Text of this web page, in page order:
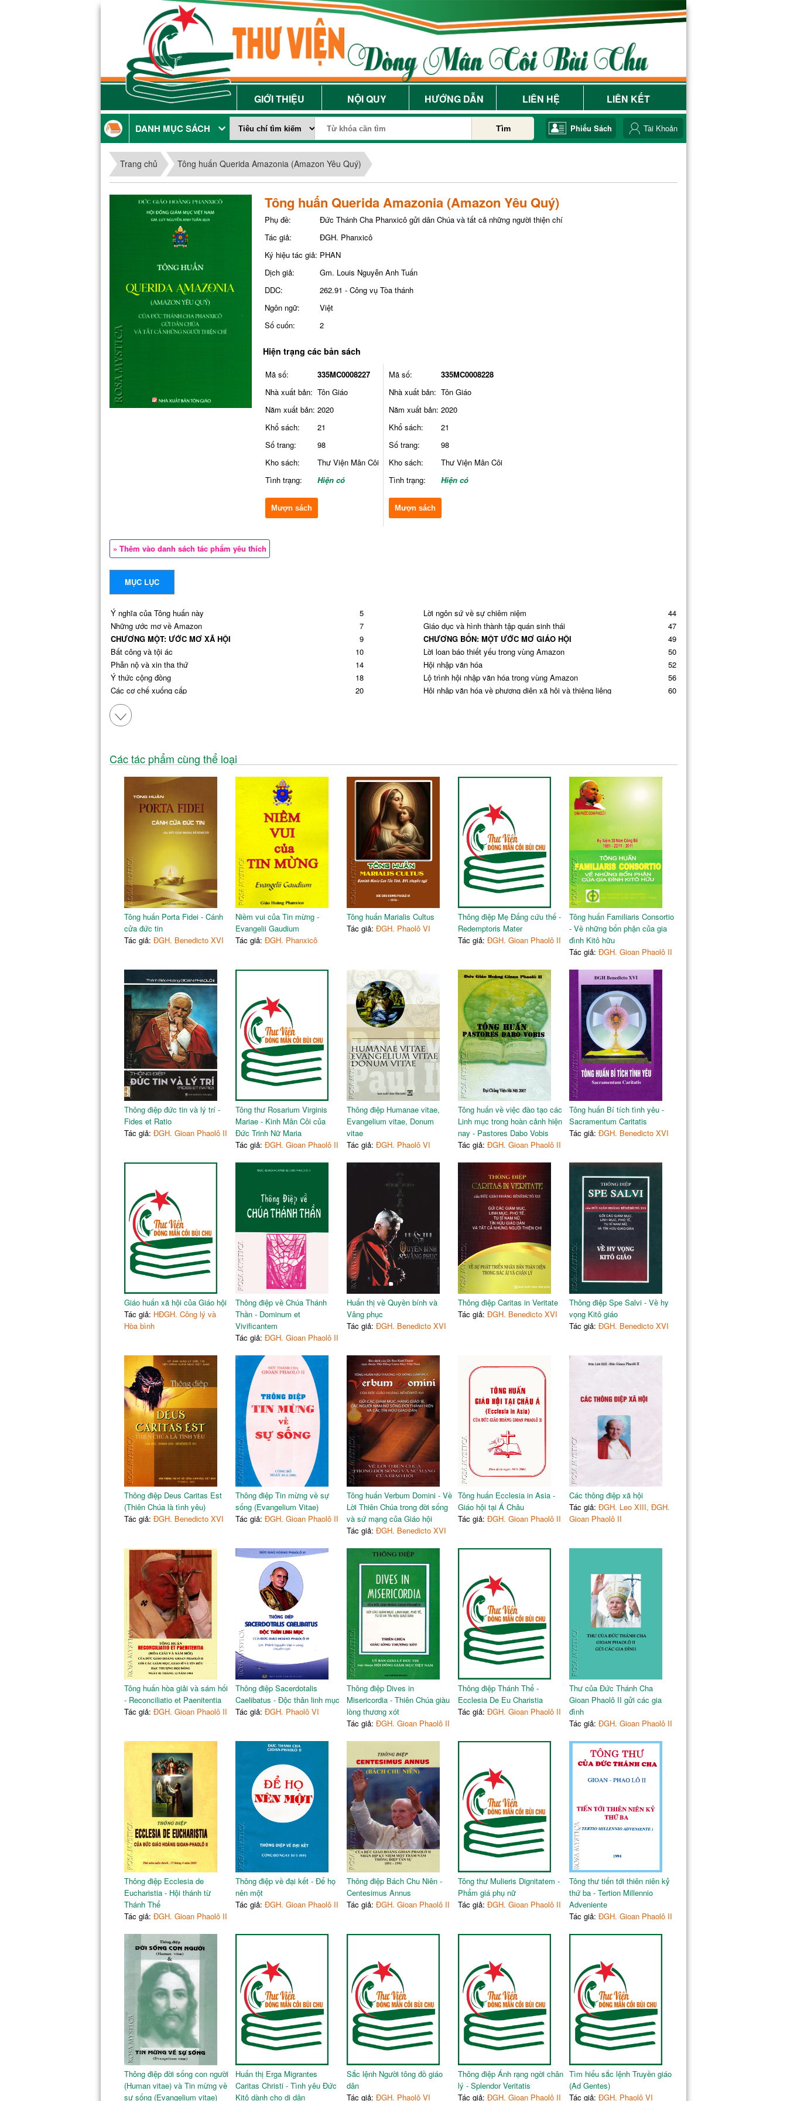
GIỚI THIỆU NỘI QUY HƯỚNG DẪN LIÊN HỆ LIÊN KẾT
DANH MỤC SÁCH Tìm Phiếu Sách Tài Khoản
Trang chủ Tông huấn Querida Amazonia (Amazon Yêu Quý)
Tông huấn Querida Amazonia (Amazon Yêu Quý)
Phụ đề:
Đức Thánh Cha Phanxicô gửi dân Chúa và tất cả những người thiện chí
Tác giả:
ĐGH. Phanxicô
Ký hiệu tác giả: PHAN
Dịch giả:
Gm. Louis Nguyễn Anh Tuấn
DDC:
262.91 - Công vụ Tòa thánh
Ngôn ngữ:
Việt
Số cuốn:
2
Hiện trạng các bản sách
Mã số:
335MC0008227
Nhà xuất bản: Tôn Giáo
Năm xuất bản: 2020
Khổ sách:
21
Số trang:
98
Kho sách:
Thư Viện Mân Côi
Tình trạng:
Hiện có
Mượn sách
Mã số:
335MC0008228
Nhà xuất bản: Tôn Giáo
Năm xuất bản: 2020
Khổ sách:
21
Số trang:
98
Kho sách:
Thư Viện Mân Côi
Tình trạng:
Hiện có
Mượn sách
» Thêm vào danh sách tác phẩm yêu thích
MỤC LỤC
Ý nghĩa của Tông huấn này
5
Những ước mơ về Amazon
7
CHƯƠNG MỘT: ƯỚC MƠ XÃ HỘI
9
Bất công và tội ác
10
Phẫn nộ và xin tha thứ
14
Ý thức cộng đồng
18
Các cơ chế xuống cấp
20
Đối thoại xã hội
CHƯƠNG II: ƯỚC MƠ VĂN HÓA
Khối đa diện vùng Amazon
Cuộc hội ngộ liên văn hóa
Các nền văn hóa bị đe dọa, các dân tộc lâm nguy
32
CHƯƠNG III: ƯỚC MƠ SINH THÁI
34
Ước mơ về nước
36
Tiếng kêu khóc của vùng Amazon
Lời ngôn sứ về sự chiêm niệm
44
Giáo dục và hình thành tập quán sinh thái
47
CHƯƠNG BỐN: MỘT ƯỚC MƠ GIÁO HỘI
49
Lời loan báo thiết yếu trong vùng Amazon
50
Hội nhập văn hóa
52
Lộ trình hội nhập văn hóa trong vùng Amazon
56
Hội nhập văn hóa về phương diện xã hội và thiêng liêng
60
Mở rộng những chân trời vượt qua những xung đột
77
Sống chung đại kết và liên tôn
KẾT LUẬN: NGƯỜI MẸ CỦA AMAZON
Các tác phẩm cùng thể loại
Tông huấn Porta Fidei - Cánh
cửa đức tin
Tác giả: ĐGH. Benedicto XVI
Niềm vui của Tin mừng -
Evangelii Gaudium
Tác giả: ĐGH. Phanxicô
Tông huấn Marialis Cultus
Tác giả: ĐGH. Phaolô VI
Thông điệp Mẹ Đấng cứu thế -
Redemptoris Mater
Tác giả: ĐGH. Gioan Phaolô II
Tông huấn Familiaris Consortio
- Về những bổn phận của gia
đình Kitô hữu
Tác giả: ĐGH. Gioan Phaolô II
Thông điệp đức tin và lý trí -
Fides et Ratio
Tác giả: ĐGH. Gioan Phaolô II
Tông thư Rosarium Virginis
Mariae - Kinh Mân Côi của
Đức Trinh Nữ Maria
Tác giả: ĐGH. Gioan Phaolô II
Thông điệp Humanae vitae,
Evangelium vitae, Donum
vitae
Tác giả: ĐGH. Phaolô VI
Tông huấn về việc đào tạo các
Linh mục trong hoàn cảnh hiện
nay - Pastores Dabo Vobis
Tác giả: ĐGH. Gioan Phaolô II
Tông huấn Bí tích tình yêu -
Sacramentum Caritatis
Tác giả: ĐGH. Benedicto XVI
Giáo huấn xã hội của Giáo hội
Tác giả: HĐGH. Công lý và
Hòa bình
Thông điệp về Chúa Thánh
Thần - Dominum et
Vivificantem
Tác giả: ĐGH. Gioan Phaolô II
Huấn thị về Quyền bính và
Vâng phục
Tác giả: ĐGH. Benedicto XVI
Thông điệp Caritas in Veritate
Tác giả: ĐGH. Benedicto XVI
Thông điệp Spe Salvi - Về hy
vọng Kitô giáo
Tác giả: ĐGH. Benedicto XVI
Thông điệp Deus Caritas Est
(Thiên Chúa là tình yêu)
Tác giả: ĐGH. Benedicto XVI
Thông điệp Tin mừng về sự
sống (Evangelium Vitae)
Tác giả: ĐGH. Gioan Phaolô II
Tông huấn Verbum Domini - Về
Lời Thiên Chúa trong đời sống
và sứ mạng của Giáo hội
Tác giả: ĐGH. Benedicto XVI
Tông huấn Ecclesia in Asia -
Giáo hội tại Á Châu
Tác giả: ĐGH. Gioan Phaolô II
Các thông điệp xã hội
Tác giả: ĐGH. Leo XIII, ĐGH.
Gioan Phaolô II
Tông huấn hòa giải và sám hối
- Reconciliatio et Paenitentia
Tác giả: ĐGH. Gioan Phaolô II
Thông điệp Sacerdotalis
Caelibatus - Độc thân linh mục
Tác giả: ĐGH. Phaolô VI
Thông điệp Dives in
Misericordia - Thiên Chúa giàu
lòng thương xót
Tác giả: ĐGH. Gioan Phaolô II
Thông điệp Thánh Thể -
Ecclesia De Eu Charistia
Tác giả: ĐGH. Gioan Phaolô II
Thư của Đức Thánh Cha
Gioan Phaolô II gửi các gia
đình
Tác giả: ĐGH. Gioan Phaolô II
Thông điệp Ecclesia de
Eucharistia - Hội thánh từ
Thánh Thể
Tác giả: ĐGH. Gioan Phaolô II
Thông điệp về đại kết - Để họ
nên một
Tác giả: ĐGH. Gioan Phaolô II
Thông điệp Bách Chu Niên -
Centesimus Annus
Tác giả: ĐGH. Gioan Phaolô II
Tông thư Mulieris Dignitatem -
Phẩm giá phụ nữ
Tác giả: ĐGH. Gioan Phaolô II
Tông thư tiến tới thiên niên kỷ
thứ ba - Tertion Millennio
Adveniente
Tác giả: ĐGH. Gioan Phaolô II
Thông điệp đời sống con người
(Human vitae) và Tin mừng về
sự sống (Evangelium vitae)
Huấn thị Erga Migrantes
Caritas Christi - Tình yêu Đức
Kitô dành cho di dân
Sắc lệnh Người tông đồ giáo
dân
Tác giả: ĐGH. Phaolô VI
Thông điệp Ánh rạng ngời chân
lý - Splendor Veritatis
Tác giả: ĐGH. Gioan Phaolô II
Tìm hiểu sắc lệnh Truyền giáo
(Ad Gentes)
Tác giả: ĐGH. Phaolô VI